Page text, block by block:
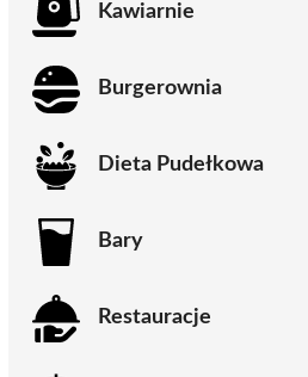
Kawiarnie
Burgerownia
Dieta Pudełkowa
Bary
Restauracje